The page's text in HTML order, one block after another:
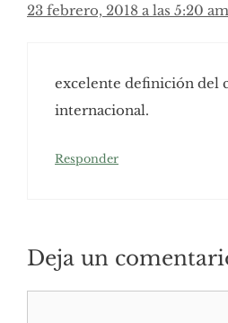
23 febrero, 2018 a las 5:20 am
excelente definición del
internacional.
Responder
Deja un